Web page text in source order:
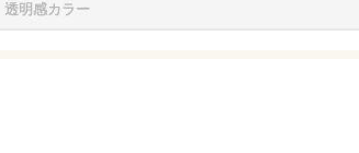
透明感カラー